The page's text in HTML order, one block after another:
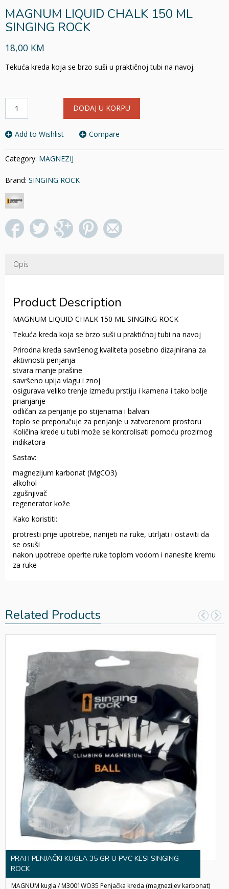
MAGNUM LIQUID CHALK 150 ML
SINGING ROCK
18,00 KM
Tekuća kreda koja se brzo suši u praktičnoj tubi na navoj.
LIQUID
150
SINGING
ROCK
DODAJ U KORPU
Add to Wishlist Compare
Category: MAGNEZIJ
Brand: SINGING ROCK
Opis
Product Description
MAGNUM LIQUID CHALK 150 ML SINGING ROCK
Tekuća kreda koja se brzo suši u praktičnoj tubi na navoj
Prirodna kreda savršenog kvaliteta posebno dizajnirana za
aktivnosti penjanja
stvara manje prašine
savršeno upija vlagu i znoj
osigurava veliko trenje između prstiju i kamena i tako bolje
prianjanje
odličan za penjanje po stijenama i balvan
toplo se preporučuje za penjanje u zatvorenom prostoru
Količina krede u tubi može se kontrolisati pomoću prozirnog
indikatora
Sastav:
magnezijum karbonat (MgCO3)
alkohol
zgušnjivač
regenerator kože
Kako koristiti:
protresti prije upotrebe, nanijeti na ruke, utrljati i ostaviti da
se osuši
nakon upotrebe operite ruke toplom vodom i nanesite kremu
za ruke
Related Products
PRAH PENJAČKI KUGLA 35 GR U PVC KESI SINGING
ROCK
MAGNUM kugla / M3001WO35 Penjačka kreda (magnezijev karbonat)